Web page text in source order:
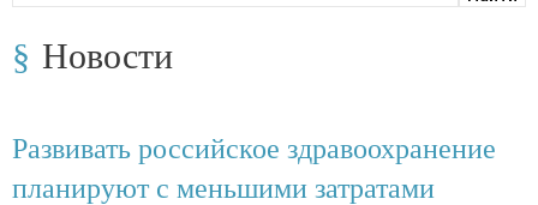
Новости
Развивать российское здравоохранение
планируют с меньшими затратами